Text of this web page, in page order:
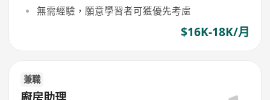
無需經驗，願意學習者可獲優先考慮
$16K-18K/月
兼職